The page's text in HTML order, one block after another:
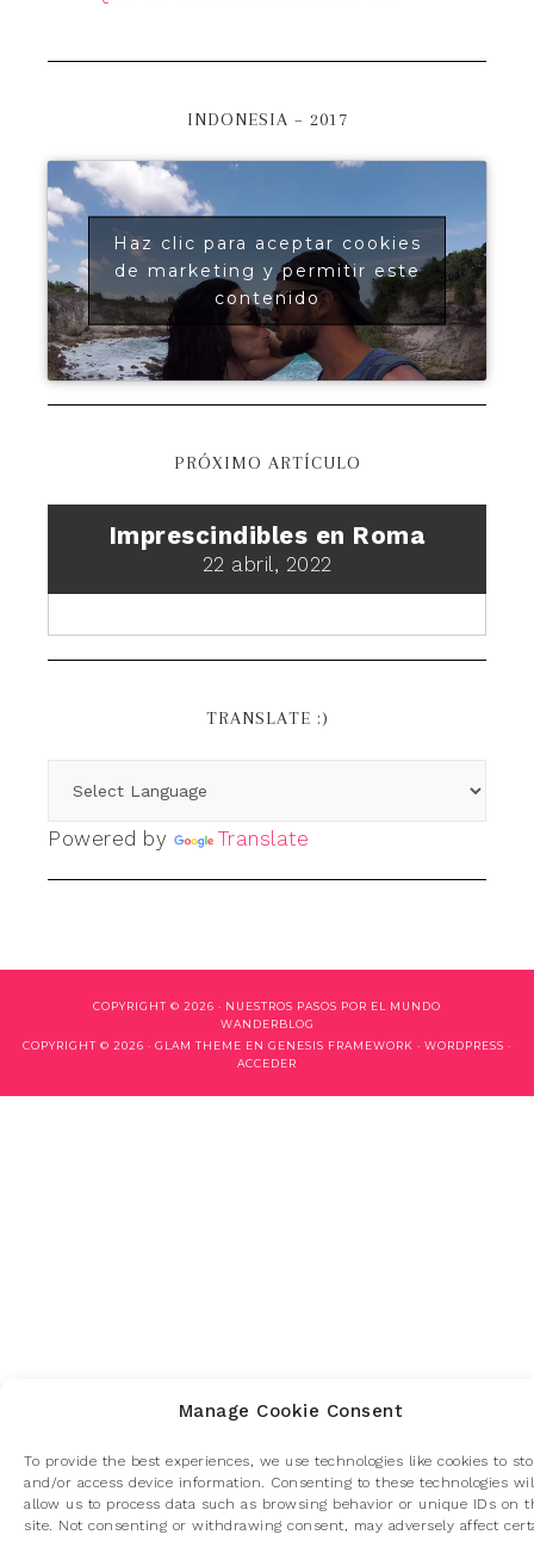
Manage Cookie Consent
To provide the best experiences, we use technologies like cookies to
and/or access device information. Consenting to these technologies
allow us to process data such as browsing behavior or unique IDs on
site. Not consenting or withdrawing consent, may adversely affect
INDONESIA – 2017
Haz clic para aceptar cookies
de marketing y permitir este
contenido
PRÓXIMO ARTÍCULO
Imprescindibles en Roma
22 abril, 2022
TRANSLATE :)
Powered by Translate
COPYRIGHT © 2026 · NUESTROS PASOS POR EL MUNDO
WANDERBLOG
COPYRIGHT © 2026 · GLAM THEME EN GENESIS FRAMEWORK · WORDPRESS ·
ACCEDER